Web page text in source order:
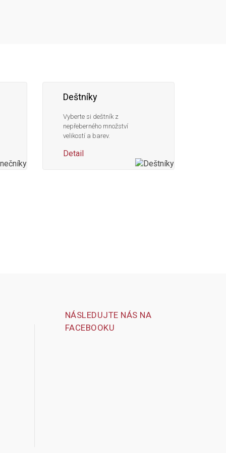
Deštníky
Vyberte si deštník z
nepřeberného množství
velikostí a barev.
Detail
NÁSLEDUJTE NÁS NA
FACEBOOKU